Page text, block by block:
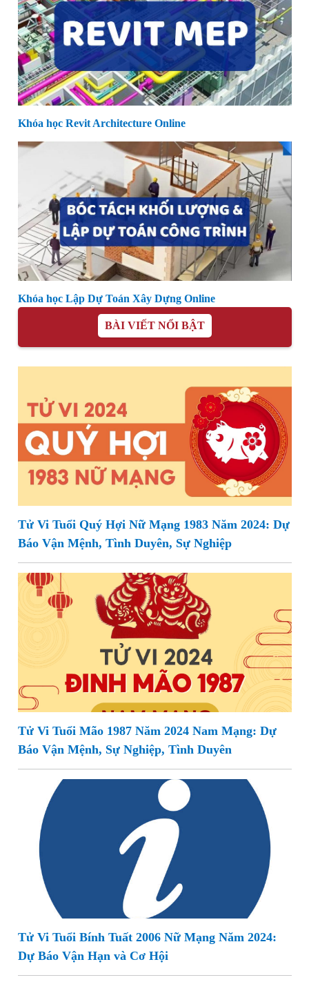
Khóa học Revit Architecture Online
Khóa học Lập Dự Toán Xây Dựng Online
BÀI VIẾT NỔI BẬT
Tử Vi Tuổi Quý Hợi Nữ Mạng 1983 Năm 2024: Dự
Báo Vận Mệnh, Tình Duyên, Sự Nghiệp
Tử Vi Tuổi Mão 1987 Năm 2024 Nam Mạng: Dự
Báo Vận Mệnh, Sự Nghiệp, Tình Duyên
Tử Vi Tuổi Bính Tuất 2006 Nữ Mạng Năm 2024:
Dự Báo Vận Hạn và Cơ Hội